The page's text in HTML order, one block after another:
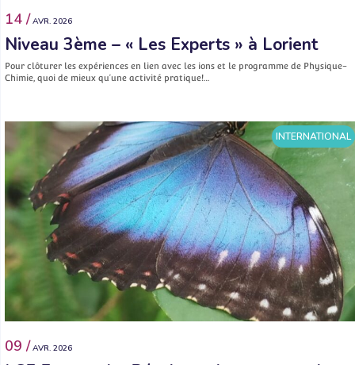
14 / AVR. 2026
Niveau 3ème – « Les Experts » à Lorient
Pour clôturer les expériences en lien avec les ions et le programme de Physique-
Chimie, quoi de mieux qu’une activité pratique!…
INTERNATIONAL
09 / AVR. 2026